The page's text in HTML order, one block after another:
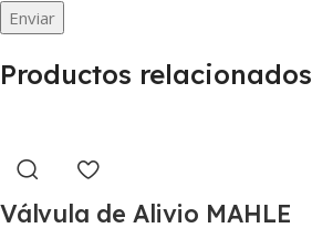
Productos relacionados
Válvula de Alivio MAHLE